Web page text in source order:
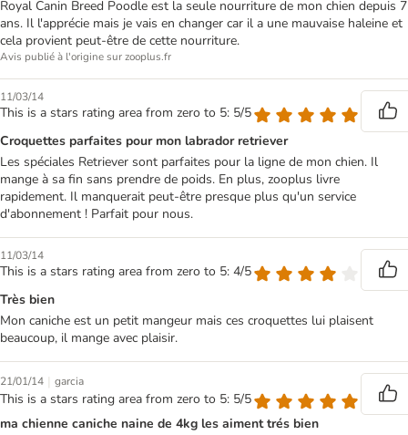
Royal Canin Breed Poodle est la seule nourriture de mon chien depuis 7
ans. Il l'apprécie mais je vais en changer car il a une mauvaise haleine et
cela provient peut-être de cette nourriture.
Avis publié à l'origine sur zooplus.fr
11/03/14
This is a stars rating area from zero to 5: 5/5
Croquettes parfaites pour mon labrador retriever
Les spéciales Retriever sont parfaites pour la ligne de mon chien. Il
mange à sa fin sans prendre de poids. En plus, zooplus livre
rapidement. Il manquerait peut-être presque plus qu'un service
d'abonnement ! Parfait pour nous.
11/03/14
This is a stars rating area from zero to 5: 4/5
Très bien
Mon caniche est un petit mangeur mais ces croquettes lui plaisent
beaucoup, il mange avec plaisir.
21/01/14 | garcia
This is a stars rating area from zero to 5: 5/5
ma chienne caniche naine de 4kg les aiment trés bien